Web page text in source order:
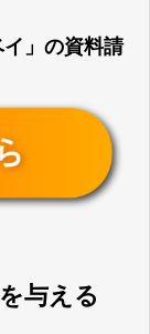
」の資料請
与える